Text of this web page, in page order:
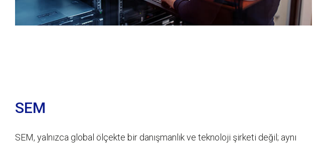
SEM
SEM, yalnızca global ölçekte bir danışmanlık ve teknoloji şirketi değil; aynı